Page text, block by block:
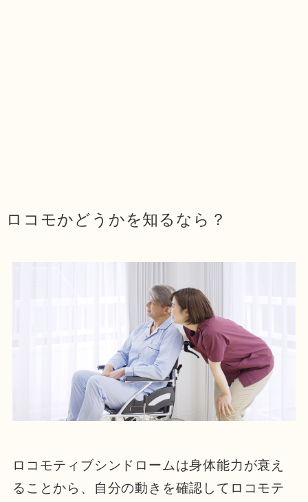
ロコモかどうかを知るなら？
ロコモティブシンドロームは身体能力が衰え
ることから、自分の動きを確認してロコモテ